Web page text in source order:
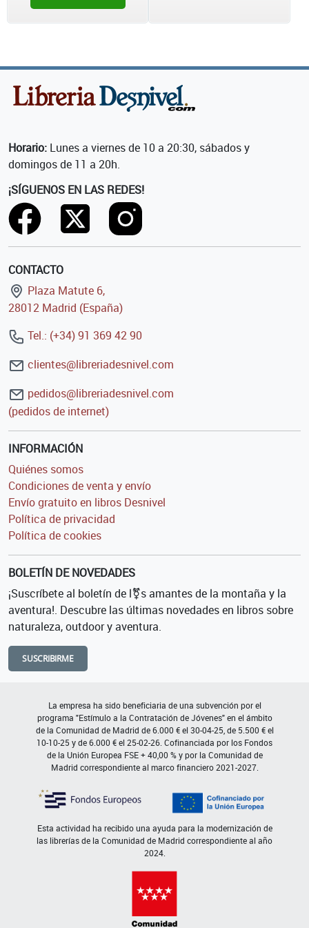
Horario: Lunes a viernes de 10 a 20:30, sábados y
domingos de 11 a 20h.
¡SÍGUENOS EN LAS REDES!
CONTACTO
Plaza Matute 6,
28012 Madrid (España)
Tel.: (+34) 91 369 42 90
clientes@libreriadesnivel.com
pedidos@libreriadesnivel.com
(pedidos de internet)
INFORMACIÓN
Quiénes somos
Condiciones de venta y envío
Envío gratuito en libros Desnivel
Política de privacidad
Política de cookies
BOLETÍN DE NOVEDADES
¡Suscríbete al boletín de l⚧s amantes de la montaña y la
aventura!. Descubre las últimas novedades en libros sobre
naturaleza, outdoor y aventura.
SUSCRIBIRME
La empresa ha sido beneficiaria de una subvención por el
programa "Estímulo a la Contratación de Jóvenes" en el ámbito
de la Comunidad de Madrid de 6.000 € el 30-04-25, de 5.500 € el
10-10-25 y de 6.000 € el 25-02-26. Cofinanciada por los Fondos
de la Unión Europea FSE + 40,00 % y por la Comunidad de
Madrid correspondiente al marco financiero 2021-2027.
Esta actividad ha recibido una ayuda para la modernización de
las librerías de la Comunidad de Madrid correspondiente al año
2024.